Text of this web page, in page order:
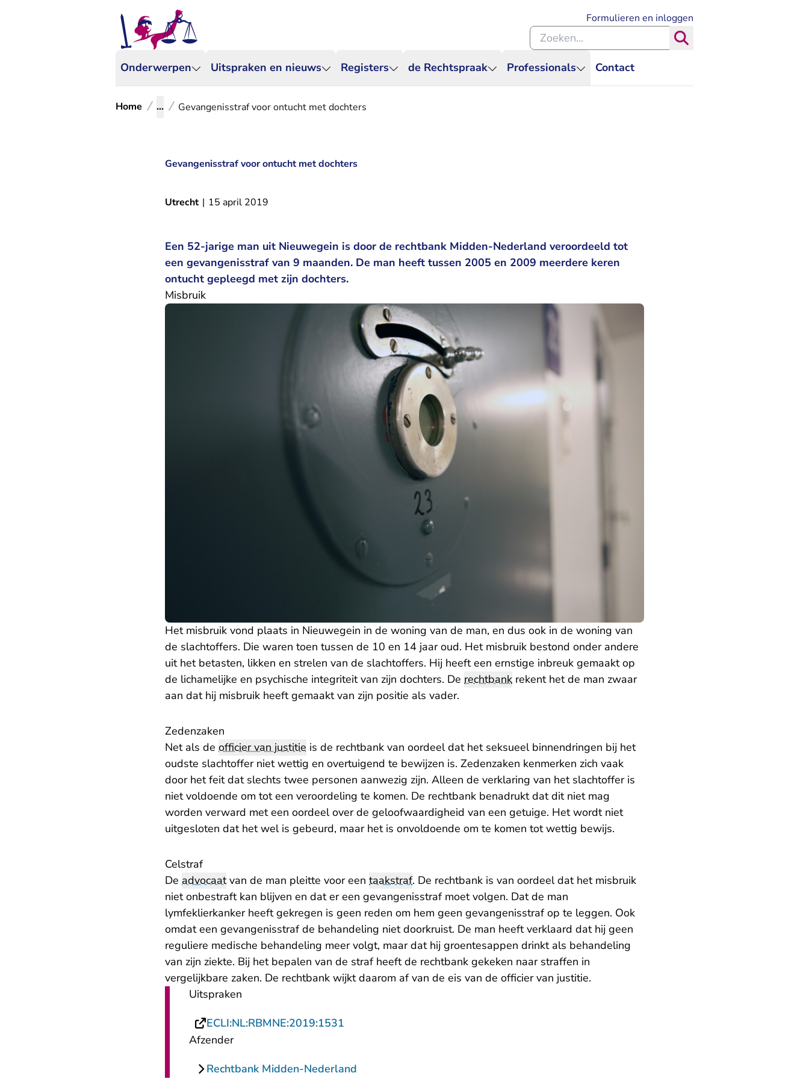
Onderwerpen Uitspraken en nieuws Registers de Rechtspraak Professionals Contact
Formulieren en inloggen
Zoeken binnen de Rechtspraak
Home ... Gevangenisstraf voor ontucht met dochters
Gevangenisstraf voor ontucht met dochters
Utrecht | 15 april 2019
Een 52-jarige man uit Nieuwegein is door de rechtbank Midden-Nederland veroordeeld tot
een gevangenisstraf van 9 maanden. De man heeft tussen 2005 en 2009 meerdere keren
ontucht gepleegd met zijn dochters.
Misbruik
Het misbruik vond plaats in Nieuwegein in de woning van de man, en dus ook in de woning van
de slachtoffers. Die waren toen tussen de 10 en 14 jaar oud. Het misbruik bestond onder andere
uit het betasten, likken en strelen van de slachtoffers. Hij heeft een ernstige inbreuk gemaakt op
de lichamelijke en psychische integriteit van zijn dochters. De rechtbank rekent het de man zwaar
aan dat hij misbruik heeft gemaakt van zijn positie als vader.
Zedenzaken
Net als de officier van justitie is de rechtbank van oordeel dat het seksueel binnendringen bij het
oudste slachtoffer niet wettig en overtuigend te bewijzen is. Zedenzaken kenmerken zich vaak
door het feit dat slechts twee personen aanwezig zijn. Alleen de verklaring van het slachtoffer is
niet voldoende om tot een veroordeling te komen. De rechtbank benadrukt dat dit niet mag
worden verward met een oordeel over de geloofwaardigheid van een getuige. Het wordt niet
uitgesloten dat het wel is gebeurd, maar het is onvoldoende om te komen tot wettig bewijs.
Celstraf
De advocaatvan de man pleitte voor een taakstraf. De rechtbank is van oordeel dat het misbruik
niet onbestraft kan blijven en dat er een gevangenisstraf moet volgen. Dat de man
lymfeklierkanker heeft gekregen is geen reden om hem geen gevangenisstraf op te leggen. Ook
omdat een gevangenisstraf de behandeling niet doorkruist. De man heeft verklaard dat hij geen
reguliere medische behandeling meer volgt, maar dat hij groentesappen drinkt als behandeling
van zijn ziekte. Bij het bepalen van de straf heeft de rechtbank gekeken naar straffen in
vergelijkbare zaken. De rechtbank wijkt daarom af van de eis van de officier van justitie.
Uitspraken
ECLI:NL:RBMNE:2019:1531
Afzender
Rechtbank Midden-Nederland